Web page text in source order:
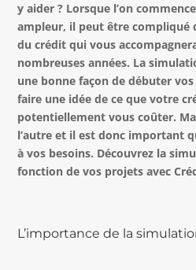
y aider ? Lorsque l’on
ampleur, il peut être compliqué
du crédit qui vous
nombreuses années. La
une bonne façon de débuter
faire une idée de ce que votre
potentiellement vous coûter.
l’autre et il est donc important
à vos besoins. Découvrez la
fonction de vos projets avec
L’importance de la